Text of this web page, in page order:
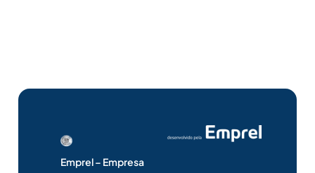
Emprel – Empresa